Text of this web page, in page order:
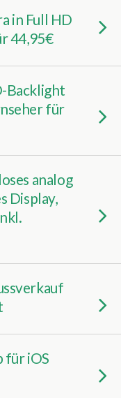
in Full HD
44,95€
Backlight
für
analog
Display,
für iOS